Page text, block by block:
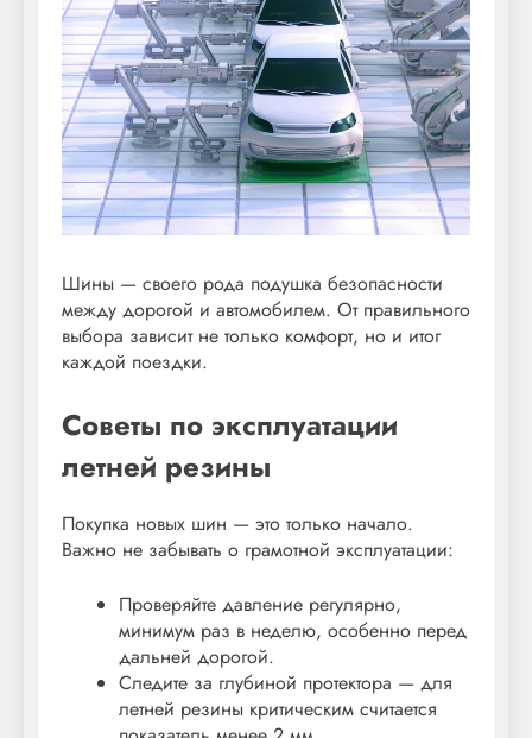
Шины — своего рода подушка безопасности
между дорогой и автомобилем. От правильного
выбора зависит не только комфорт, но и итог
каждой поездки.
Советы по эксплуатации
летней резины
Покупка новых шин — это только начало.
Важно не забывать о грамотной эксплуатации:
Проверяйте давление регулярно,
минимум раз в неделю, особенно перед
дальней дорогой.
Следите за глубиной протектора — для
летней резины критическим считается